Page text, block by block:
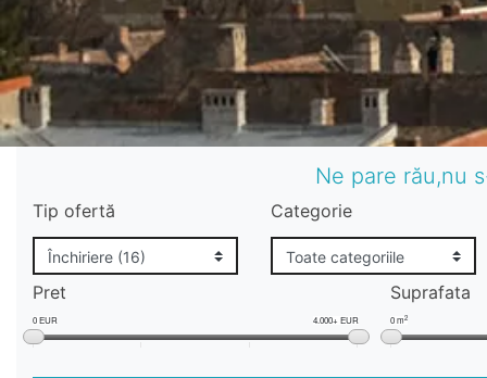
Ne pare rău,nu
Tip ofertă Categorie
Pret
0 EUR 4.000+ EUR
Suprafata
0 m2